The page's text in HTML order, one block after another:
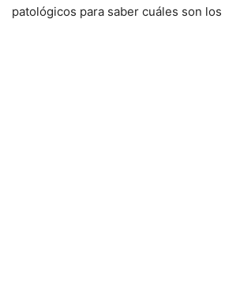
patológicos para saber cuáles son los